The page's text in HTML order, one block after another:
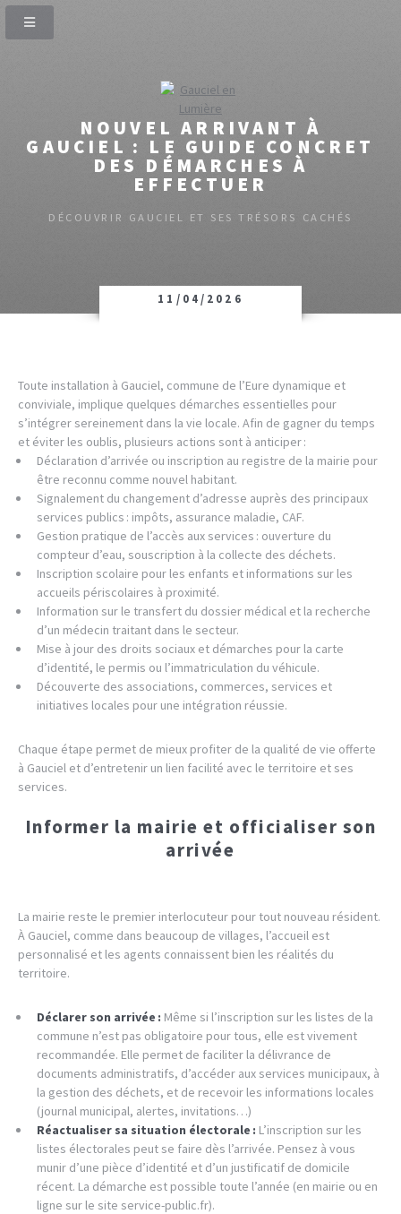
NOUVEL ARRIVANT À
GAUCIEL : LE GUIDE CONCRET
DES DÉMARCHES À
EFFECTUER
DÉCOUVRIR GAUCIEL ET SES TRÉSORS CACHÉS
11/04/2026
Toute installation à Gauciel, commune de l’Eure dynamique et
conviviale, implique quelques démarches essentielles pour
s’intégrer sereinement dans la vie locale. Afin de gagner du temps
et éviter les oublis, plusieurs actions sont à anticiper :
Déclaration d’arrivée ou inscription au registre de la mairie pour
être reconnu comme nouvel habitant.
Signalement du changement d’adresse auprès des principaux
services publics : impôts, assurance maladie, CAF.
Gestion pratique de l’accès aux services : ouverture du
compteur d’eau, souscription à la collecte des déchets.
Inscription scolaire pour les enfants et informations sur les
accueils périscolaires à proximité.
Information sur le transfert du dossier médical et la recherche
d’un médecin traitant dans le secteur.
Mise à jour des droits sociaux et démarches pour la carte
d’identité, le permis ou l’immatriculation du véhicule.
Découverte des associations, commerces, services et
initiatives locales pour une intégration réussie.
Chaque étape permet de mieux profiter de la qualité de vie offerte
à Gauciel et d’entretenir un lien facilité avec le territoire et ses
services.
Informer la mairie et officialiser son
arrivée
La mairie reste le premier interlocuteur pour tout nouveau résident.
À Gauciel, comme dans beaucoup de villages, l’accueil est
personnalisé et les agents connaissent bien les réalités du
territoire.
Déclarer son arrivée : Même si l’inscription sur les listes de la
commune n’est pas obligatoire pour tous, elle est vivement
recommandée. Elle permet de faciliter la délivrance de
documents administratifs, d’accéder aux services municipaux, à
la gestion des déchets, et de recevoir les informations locales
(journal municipal, alertes, invitations…)
Réactualiser sa situation électorale : L’inscription sur les
listes électorales peut se faire dès l’arrivée. Pensez à vous
munir d’une pièce d’identité et d’un justificatif de domicile
récent. La démarche est possible toute l’année (en mairie ou en
ligne sur le site service-public.fr).